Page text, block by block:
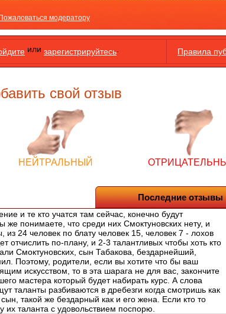
Пожаловаться модератору
или зарегистрируйтесь Правила
свой отзыв
НЕЙТРАЛЬНЫЙ
Последние отзывы
и те кто учатся там сейчас, конечно будут
же понимаете, что среди них Смоктуновских нету, и
24 человек по блату человек 15, человек 7 - лохов
отчислить по-плану, и 2-3 талантливых чтобы хоть кто
Смоктуновских, сын Табакова, бездарнейший,
Поэтому, родители, если вы хотите что бы ваш
искусством, то в эта шарага не для вас, закончите
мастера который будет набирать курс. А слова
таланты разбиваются в дребезги когда смотришь как
такой же бездарный как и его жена. Если кто то
их таланта с удовольствием поспорю.